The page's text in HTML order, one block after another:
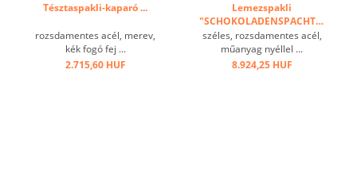
Tésztaspakli-kaparó ...
rozsdamentes acél, merev,
kék fogó fej ...
2.715,60 HUF
Lemezspakli
"SCHOKOLADENSPACHTEL"
...
széles, rozsdamentes acél,
műanyag nyéllel ...
8.924,25 HUF